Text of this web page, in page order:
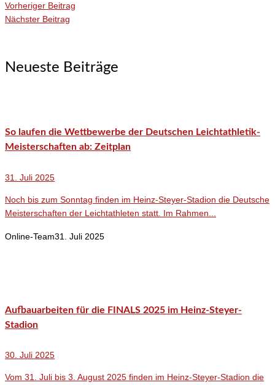
Vorheriger Beitrag
Nächster Beitrag
Neueste Beiträge
So laufen die Wettbewerbe der Deutschen Leichtathletik-
Meisterschaften ab: Zeitplan
31. Juli 2025
Noch bis zum Sonntag finden im Heinz-Steyer-Stadion die Deutsche
Meisterschaften der Leichtathleten statt. Im Rahmen...
Online-Team31. Juli 2025
Aufbauarbeiten für die FINALS 2025 im Heinz-Steyer-
Stadion
30. Juli 2025
Vom 31. Juli bis 3. August 2025 finden im Heinz-Steyer-Stadion die